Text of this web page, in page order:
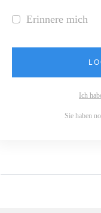
Erinnere mich
Ich
Sie haben